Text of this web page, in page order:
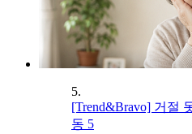
5.
[Trend&Bravo] 거절
동 5